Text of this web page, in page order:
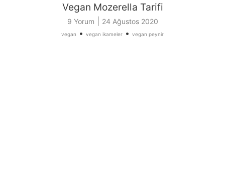
Vegan Mozerella Tarifi
9 Yorum 24 Ağustos 2020
vegan • vegan ikameler • vegan peynir